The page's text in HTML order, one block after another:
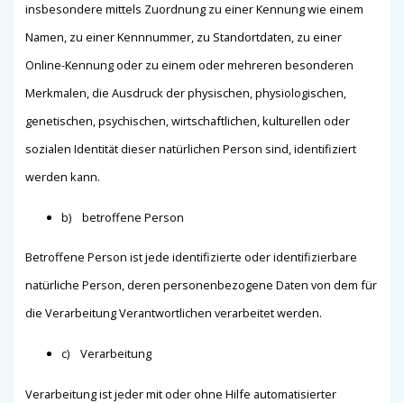
insbesondere mittels Zuordnung zu einer Kennung wie einem
Namen, zu einer Kennnummer, zu Standortdaten, zu einer
Online-Kennung oder zu einem oder mehreren besonderen
Merkmalen, die Ausdruck der physischen, physiologischen,
genetischen, psychischen, wirtschaftlichen, kulturellen oder
sozialen Identität dieser natürlichen Person sind, identifiziert
werden kann.
b) betroffene Person
Betroffene Person ist jede identifizierte oder identifizierbare
natürliche Person, deren personenbezogene Daten von dem für
die Verarbeitung Verantwortlichen verarbeitet werden.
c) Verarbeitung
Verarbeitung ist jeder mit oder ohne Hilfe automatisierter